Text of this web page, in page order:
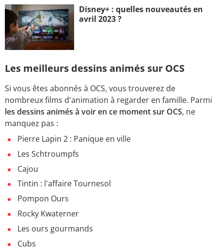
Disney+ : quelles nouveautés en
avril 2023 ?
Les meilleurs dessins animés sur OCS
Si vous êtes abonnés à OCS, vous trouverez de
nombreux films d'animation à regarder en famille. Parmi
les dessins animés à voir en ce moment sur OCS, ne
manquez pas :
Pierre Lapin 2 : Panique en ville
Les Schtroumpfs
Cajou
Tintin : l'affaire Tournesol
Pompon Ours
Rocky Kwaterner
Les ours gourmands
Cubs